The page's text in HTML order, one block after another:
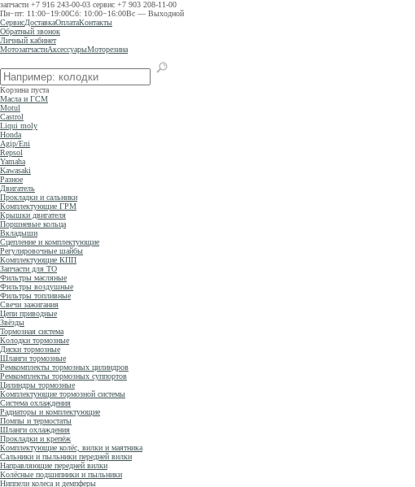
запчасти +7 916 243-00-03 сервис +7 903 208-11-00
Пн−пт: 11:00−19:00Сб: 10:00−16:00Вс — Выходной
СервисДоставкаОплатаКонтакты
Обратный звонок
Личный кабинет
МотозапчастиАксессуарыМоторезина
Корзина пуста
Масла и ГСМ
Motul
Castrol
Liqui moly
Honda
Agip/Eni
Repsol
Yamaha
Kawasaki
Разное
Двигатель
Прокладки и сальники
Комплектующие ГРМ
Крышки двигателя
Поршневые кольца
Вкладыши
Сцепление и комплектующие
Регулировочные шайбы
Комплектующие КПП
Запчасти для ТО
Фильтры масляные
Фильтры воздушные
Фильтры топливные
Свечи зажигания
Цепи приводные
Звёзды
Тормозная система
Колодки тормозные
Диски тормозные
Шланги тормозные
Ремкомплекты тормозных цилиндров
Ремкомплекты тормозных суппортов
Цилиндры тормозные
Комплектующие тормозной системы
Система охлаждения
Радиаторы и комплектующие
Помпы и термостаты
Шланги охлаждения
Прокладки и крепёж
Комплектующие колёс, вилки и маятника
Сальники и пыльники передней вилки
Направляющие передней вилки
Колёсные подшипники и пыльники
Ниппели колеса и демпферы